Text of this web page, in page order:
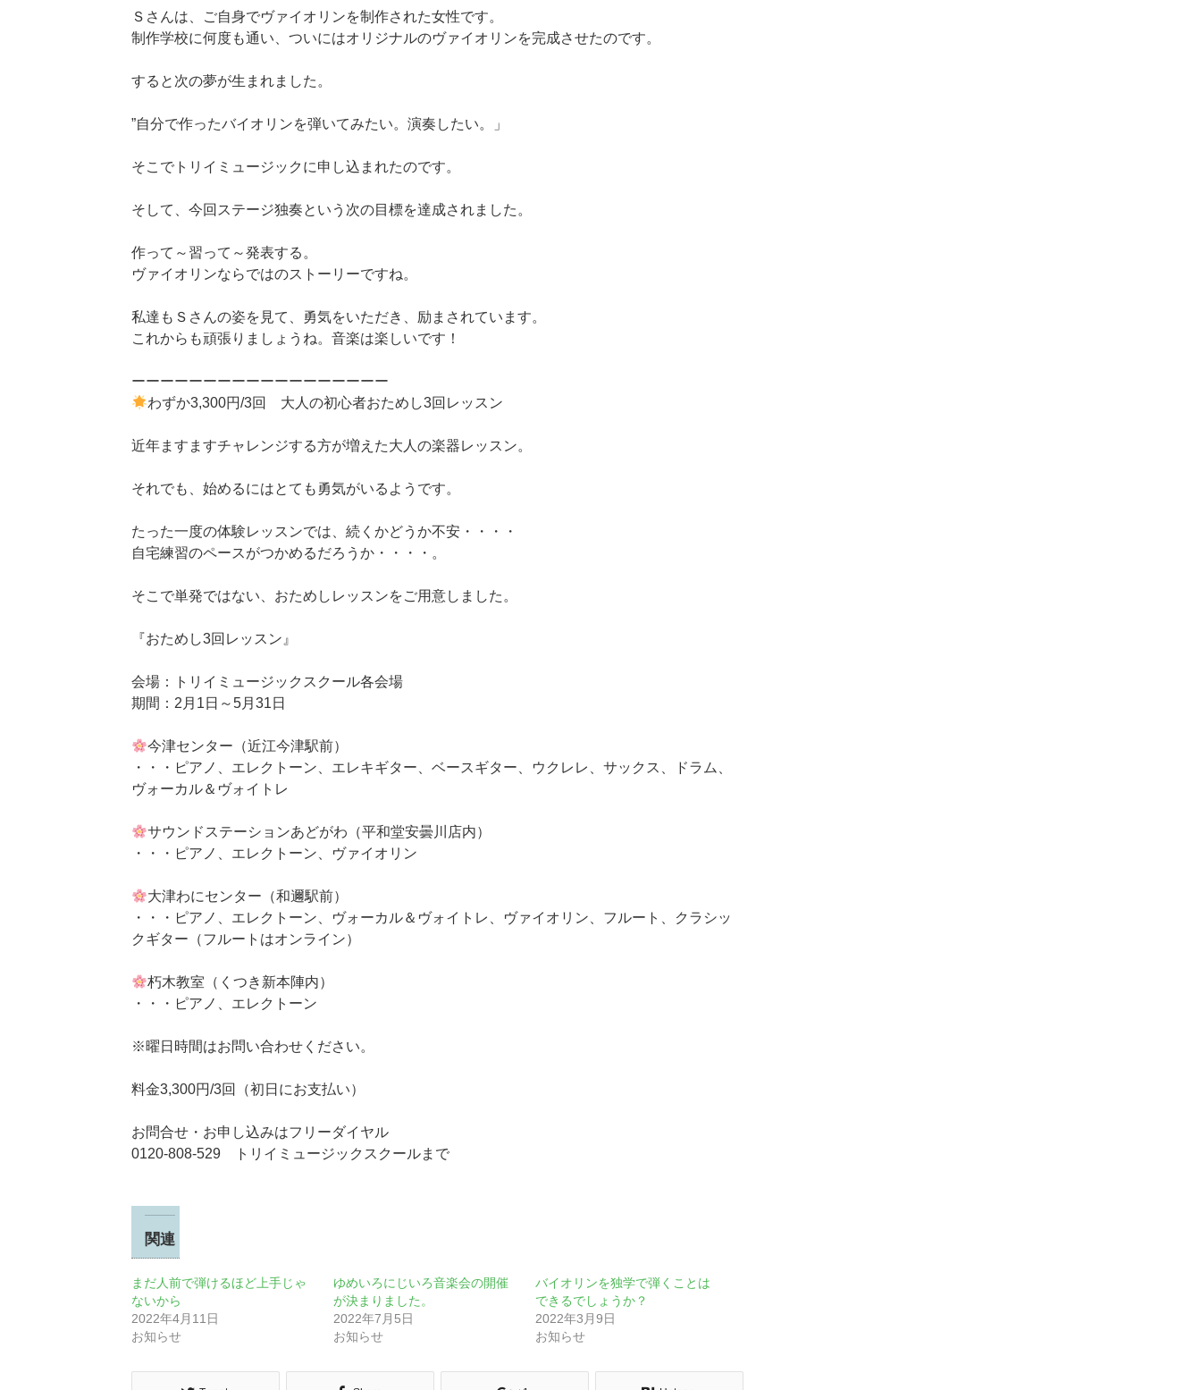
Ｓさんは、ご自身でヴァイオリンを制作された女性です。
制作学校に何度も通い、ついにはオリジナルのヴァイオリンを完成させたのです。
すると次の夢が生まれました。
”自分で作ったバイオリンを弾いてみたい。演奏したい。」
そこでトリイミュージックに申し込まれたのです。
そして、今回ステージ独奏という次の目標を達成されました。
作って～習って～発表する。
ヴァイオリンならではのストーリーですね。
私達もＳさんの姿を見て、勇気をいただき、励まされています。
これからも頑張りましょうね。音楽は楽しいです！
ーーーーーーーーーーーーーーーーーー
わずか3,300円/3回 大人の初心者おためし3回レッスン
近年ますますチャレンジする方が増えた大人の楽器レッスン。
それでも、始めるにはとても勇気がいるようです。
たった一度の体験レッスンでは、続くかどうか不安・・・・
自宅練習のペースがつかめるだろうか・・・・。
そこで単発ではない、おためしレッスンをご用意しました。
『おためし3回レッスン』
会場：トリイミュージックスクール各会場
期間：2月1日～5月31日
今津センター（近江今津駅前）
・・・ピアノ、エレクトーン、エレキギター、ベースギター、ウクレレ、サックス、ドラム、
ヴォーカル＆ヴォイトレ
サウンドステーションあどがわ（平和堂安曇川店内）
・・・ピアノ、エレクトーン、ヴァイオリン
大津わにセンター（和邇駅前）
・・・ピアノ、エレクトーン、ヴォーカル＆ヴォイトレ、ヴァイオリン、フルート、クラシッ
クギター（フルートはオンライン）
朽木教室（くつき新本陣内）
・・・ピアノ、エレクトーン
※曜日時間はお問い合わせください。
料金3,300円/3回（初日にお支払い）
お問合せ・お申し込みはフリーダイヤル
0120-808-529 トリイミュージックスクールまで
関連
まだ人前で弾けるほど上手じゃ
ないから
2022年4月11日
お知らせ
ゆめいろにじいろ音楽会の開催
が決まりました。
2022年7月5日
お知らせ
バイオリンを独学で弾くことは
できるでしょうか？
2022年3月9日
お知らせ